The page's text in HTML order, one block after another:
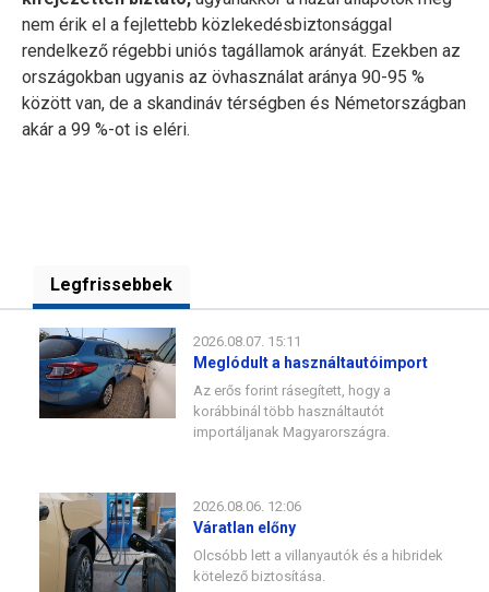
nem érik el a fejlettebb közlekedésbiztonsággal
rendelkező régebbi uniós tagállamok arányát. Ezekben az
országokban ugyanis az övhasználat aránya 90-95 %
között van, de a skandináv térségben és Németországban
akár a 99 %-ot is eléri.
Legfrissebbek
2026.08.07. 15:11
Meglódult a használtautóimport
Az erős forint rásegített, hogy a
korábbinál több használtautót
importáljanak Magyarországra.
2026.08.06. 12:06
Váratlan előny
Olcsóbb lett a villanyautók és a hibridek
kötelező biztosítása.